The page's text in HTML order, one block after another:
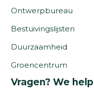
Ontwerpbureau
Bestuivingslijsten
Duurzaamheid
Groencentrum
Vragen? We